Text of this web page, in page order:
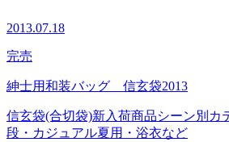
2013.07.18
完売
紳士用和装バッグ 信玄袋2013
信玄袋(合切袋)新入荷商品シーン別カ
段・カジュアル夏用・浴衣など